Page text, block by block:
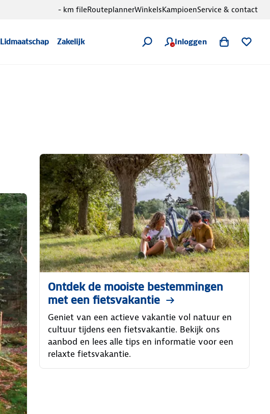
Lidmaatschap Zakelijk Inloggen
- km fileRouteplannerWinkelsKampioenService & contact
Ontdek de mooiste bestemmingen
met een fietsvakantie
Geniet van een actieve vakantie vol natuur en
cultuur tijdens een fietsvakantie. Bekijk ons
aanbod en lees alle tips en informatie voor een
relaxte fietsvakantie.